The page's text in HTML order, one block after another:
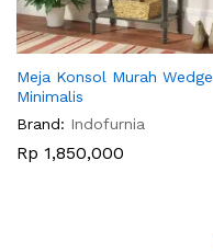
Meja Konsol Murah Wedge
Minimalis
Brand: Indofurnia
Rp 1,850,000